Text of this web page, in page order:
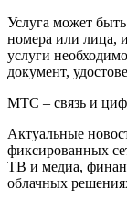
Услуга может
номера или лица,
услуги
документ,
МТС – связь и
Актуальные
фиксированных
ТВ и медиа,
облачных